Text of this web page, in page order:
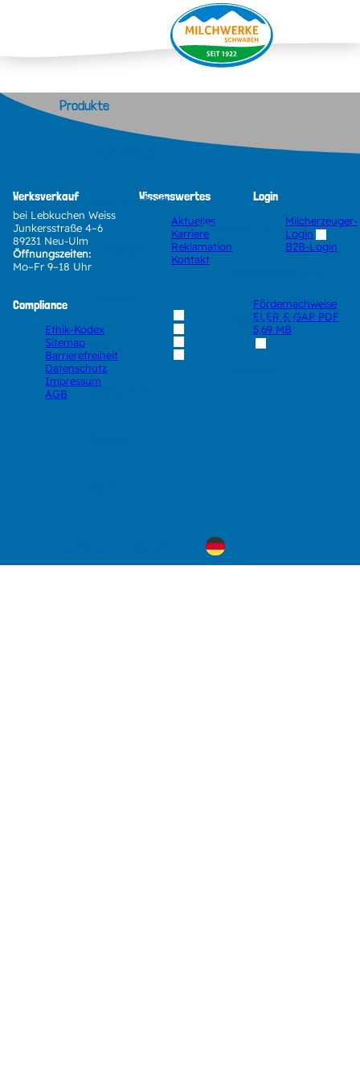
Produkte
Fruchtjoghurt
Weidemilch
Verantwortung
Regionalität
Werksverkauf
bei Lebkuchen Weiss
Junkersstraße 4–6
89231 Neu-Ulm
Öffnungszeiten:
Mo–Fr 9–18 Uhr
Wissenswertes
Aktuelles
Karriere
Reklamation
Kontakt
Login
Milcherzeuger-
Login
B2B-Login
Compliance
Ethik-Kodex
Sitemap
Barrierefreiheit
Datenschutz
Impressum
AGB
Fördernachweise
ELER & GAP PDF
5,69 MB